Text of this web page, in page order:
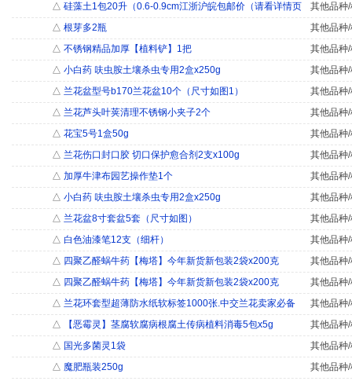
△ 硅藻土1包20升（0.6-0.9cm江浙沪皖包邮价（请看详情页
其他品种
△ 根芽多2瓶
其他品种
△ 不锈钢精品加厚【植料铲】1把
其他品种
△ 小白药 呋虫胺土壤杀虫专用2盒x250g
其他品种
△ 兰花盆型号b170兰花盆10个（尺寸如图1）
其他品种
△ 兰花芦头叶荚清理不锈钢小夹子2个
其他品种
△ 花宝5号1盒50g
其他品种
△ 兰花伤口封口胶 切口保护愈合剂2支x100g
其他品种
△ 加厚牛津布园艺操作垫1个
其他品种
△ 小白药 呋虫胺土壤杀虫专用2盒x250g
其他品种
△ 兰花盆8寸套盆5套（尺寸如图）
其他品种
△ 白色油漆笔12支（细杆）
其他品种
△ 四聚乙醛蜗牛药【梅塔】今年新货新包装2袋x200克
其他品种
△ 四聚乙醛蜗牛药【梅塔】今年新货新包装2袋x200克
其他品种
△ 兰花环套型超薄防水纸软标签1000张.中交兰花卖家必备
其他品种
△ 【恶霉灵】茎腐软腐病根腐土传病植料消毒5包x5g
其他品种
△ 国光多菌灵1袋
其他品种
△ 魔肥瓶装250g
其他品种